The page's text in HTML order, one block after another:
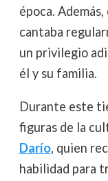
época.
cantaba
un privilegio
él y su familia.
Durante este
figuras de la
Darío, quien
habilidad para